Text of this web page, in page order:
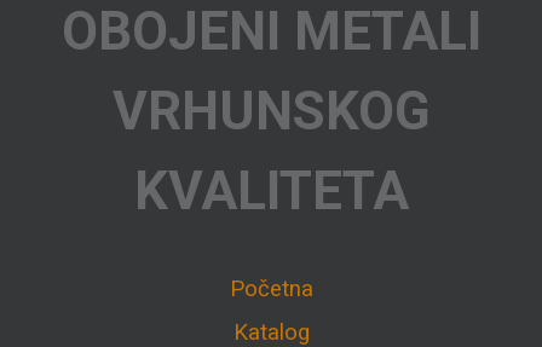
OBOJENI METALI
VRHUNSKOG
KVALITETA
Početna
Katalog